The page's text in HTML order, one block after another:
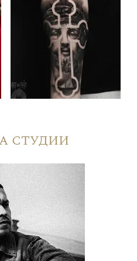
студии